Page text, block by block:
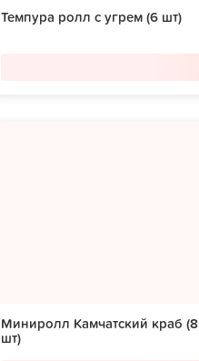
Темпура ролл с угрем (6 шт)
Миниролл Камчатский краб (8
шт)